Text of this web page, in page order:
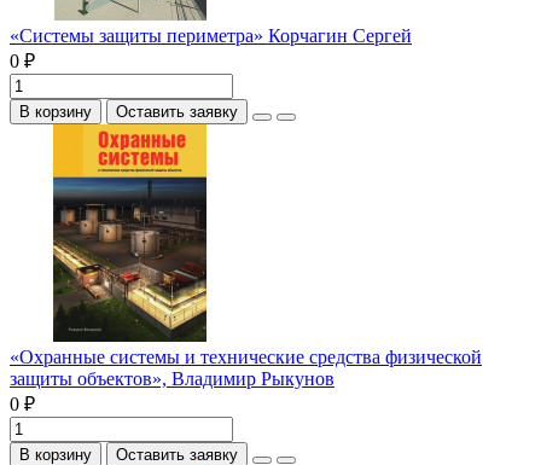
«Системы защиты периметра» Корчагин Сергей
0 ₽
В корзину Оставить заявку
«Охранные системы и технические средства физической
защиты объектов», Владимир Рыкунов
0 ₽
В корзину Оставить заявку